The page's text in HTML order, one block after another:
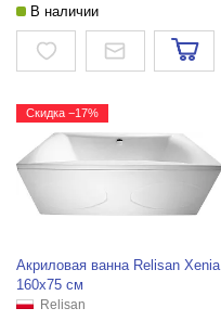
В наличии
Скидка −17%
Акриловая ванна Relisan Xenia
160x75 см
Relisan